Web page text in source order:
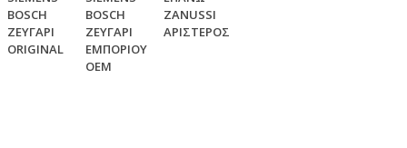
BOSCH
ΖΕΥΓΑΡΙ
ORIGINAL
BOSCH
ΖΕΥΓΑΡΙ
ΕΜΠΟΡΙΟΥ
ΟΕΜ
ZANUSSI
ΑΡΙΣΤΕΡΟΣ